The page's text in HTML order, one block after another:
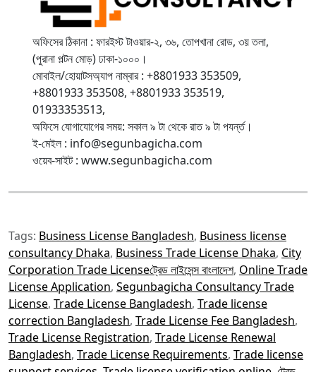
অফিসের ঠিকানা : ফারইস্ট টাওয়ার-২, ৩৬, তোপখানা রোড, ৩য় তলা,
(পুরানা পল্টন মোড়) ঢাকা-১০০০।
মোবাইল/হোয়াটসঅ্যাপ নাম্বার : +8801933 353509,
+8801933 353508, +8801933 353519,
01933353513,
অফিসে যোগাযোগের সময়: সকাল ৯ টা থেকে রাত ৯ টা পযর্ন্ত।
ই-মেইল : info@segunbagicha.com
ওয়েব-সাইট : www.segunbagicha.com
Tags: Business License Bangladesh, Business license
consultancy Dhaka, Business Trade License Dhaka, City
Corporation Trade Licenseট্রেড লাইসেন্স বাংলাদেশ, Online Trade
License Application, Segunbagicha Consultancy Trade
License, Trade License Bangladesh, Trade license
correction Bangladesh, Trade License Fee Bangladesh,
Trade License Registration, Trade License Renewal
Bangladesh, Trade License Requirements, Trade license